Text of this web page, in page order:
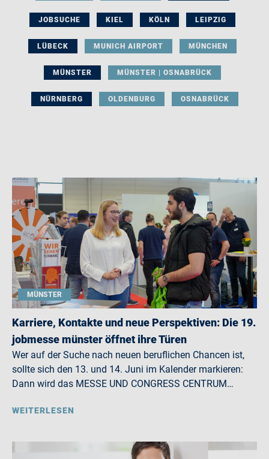
JOBSUCHE KIEL KÖLN LEIPZIG
LÜBECK MUNICH AIRPORT MÜNCHEN
MÜNSTER MÜNSTER | OSNABRÜCK
NÜRNBERG OLDENBURG OSNABRÜCK
MÜNSTER
Karriere, Kontakte und neue Perspektiven: Die 19.
jobmesse münster öffnet ihre Türen
Wer auf der Suche nach neuen beruflichen Chancen ist,
sollte sich den 13. und 14. Juni im Kalender markieren:
Dann wird das MESSE UND CONGRESS CENTRUM…
WEITERLESEN